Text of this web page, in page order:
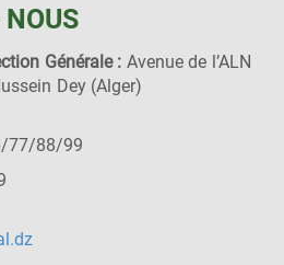
Générale : Avenue de l’ALN
Dey (Alger)
77/88/99